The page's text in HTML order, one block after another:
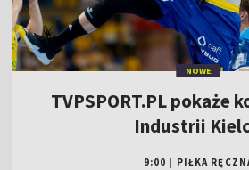
NOWE
TVPSPORT.PL pokaże
Industrii
9:00 PIŁKA